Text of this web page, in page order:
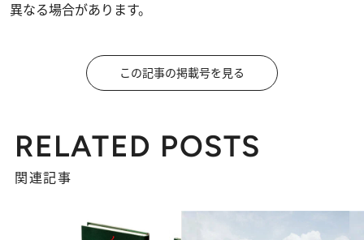
異なる場合があります。
この記事の掲載号を見る
RELATED POSTS
関連記事